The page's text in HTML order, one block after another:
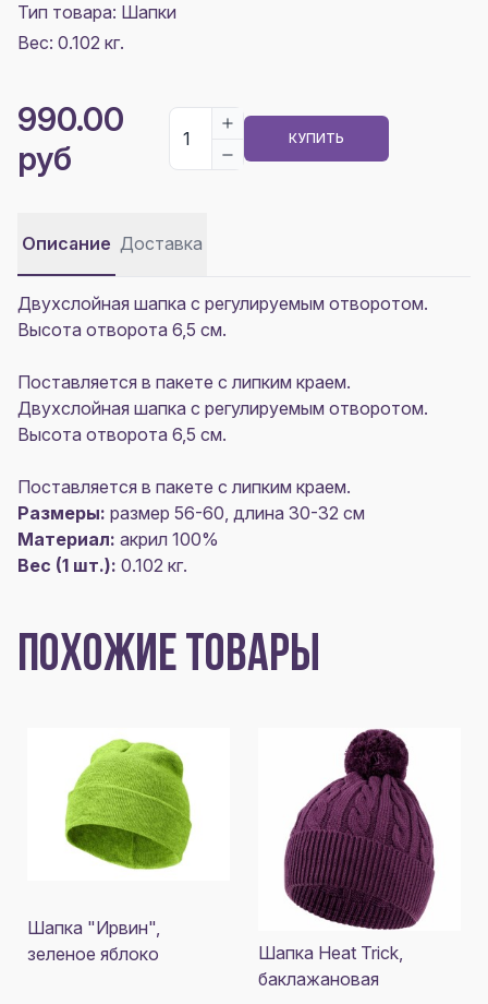
Тип товара: Шапки
Вес: 0.102 кг.
990.00
руб
КУПИТЬ
Описание Доставка
Двухслойная шапка с регулируемым отворотом.
Высота отворота 6,5 см.
Поставляется в пакете с липким краем.
Двухслойная шапка с регулируемым отворотом.
Высота отворота 6,5 см.
Поставляется в пакете с липким краем.
Размеры: размер 56-60, длина 30-32 см
Материал: акрил 100%
Вес (1 шт.): 0.102 кг.
ПОХОЖИЕ ТОВАРЫ
Шапка "Ирвин",
зеленое яблоко
Шапка Heat Trick,
баклажановая